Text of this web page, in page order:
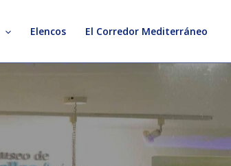
Elencos El Corredor Mediterráneo